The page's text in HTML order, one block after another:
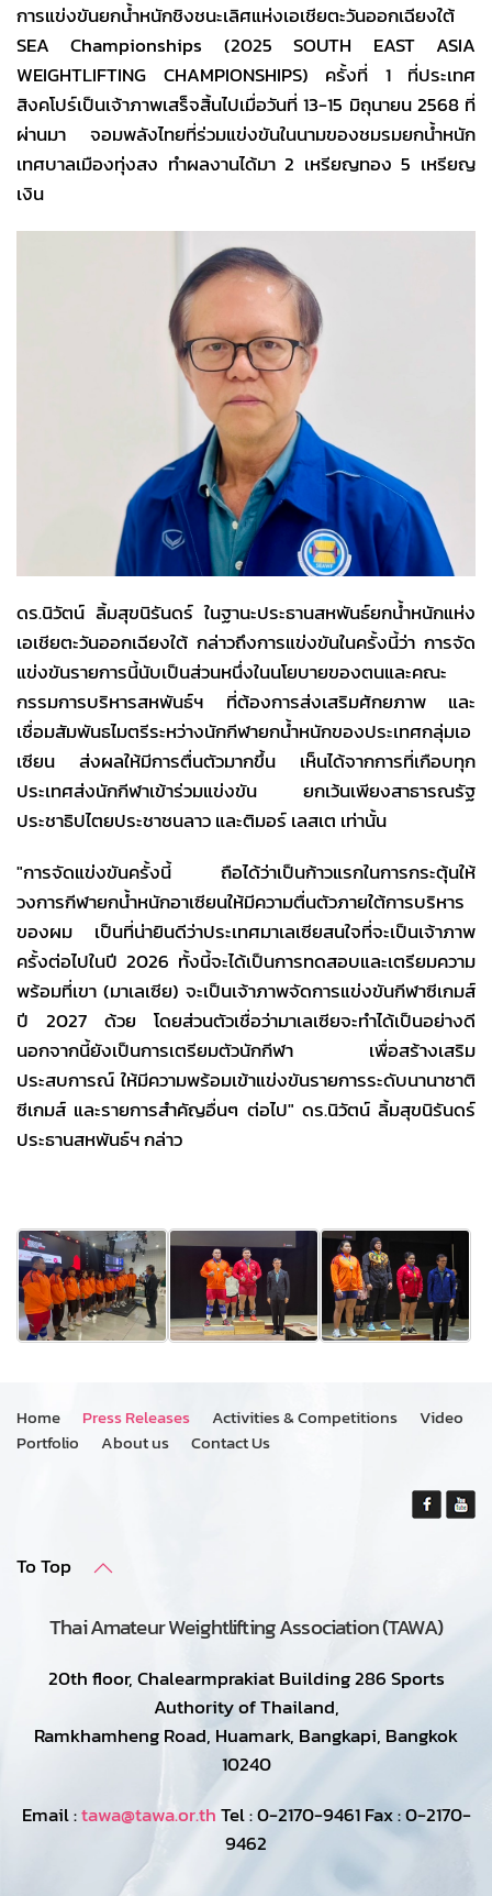
การแข่งขันยกน้ำหนักชิงชนะเลิศแห่งเอเชียตะวันออกเฉียงใต้
SEA Championships (2025 SOUTH EAST ASIA
WEIGHTLIFTING CHAMPIONSHIPS) ครั้งที่ 1 ที่ประเทศ
สิงคโปร์เป็นเจ้าภาพเสร็จสิ้นไปเมื่อวันที่ 13-15 มิถุนายน 2568 ที่
ผ่านมา จอมพลังไทยที่ร่วมแข่งขันในนามของชมรมยกน้ำหนัก
เทศบาลเมืองทุ่งสง ทำผลงานได้มา 2 เหรียญทอง 5 เหรียญ
เงิน
ดร.นิวัตน์ ลิ้มสุขนิรันดร์ ในฐานะประธานสหพันธ์ยกน้ำหนักแห่ง
เอเชียตะวันออกเฉียงใต้ กล่าวถึงการแข่งขันในครั้งนี้ว่า การจัด
แข่งขันรายการนี้นับเป็นส่วนหนึ่งในนโยบายของตนและคณะ
กรรมการบริหารสหพันธ์ฯ ที่ต้องการส่งเสริมศักยภาพ และ
เชื่อมสัมพันธไมตรีระหว่างนักกีฬายกน้ำหนักของประเทศกลุ่มเอ
เซียน ส่งผลให้มีการตื่นตัวมากขึ้น เห็นได้จากการที่เกือบทุก
ประเทศส่งนักกีฬาเข้าร่วมแข่งขัน ยกเว้นเพียงสาธารณรัฐ
ประชาธิปไตยประชาชนลาว และติมอร์ เลสเต เท่านั้น
"การจัดแข่งขันครั้งนี้ ถือได้ว่าเป็นก้าวแรกในการกระตุ้นให้
วงการกีฬายกน้ำหนักอาเซียนให้มีความตื่นตัวภายใต้การบริหาร
ของผม เป็นที่น่ายินดีว่าประเทศมาเลเซียสนใจที่จะเป็นเจ้าภาพ
ครั้งต่อไปในปี 2026 ทั้งนี้จะได้เป็นการทดสอบและเตรียมความ
พร้อมที่เขา (มาเลเซีย) จะเป็นเจ้าภาพจัดการแข่งขันกีฬาซีเกมส์
ปี 2027 ด้วย โดยส่วนตัวเชื่อว่ามาเลเซียจะทำได้เป็นอย่างดี
นอกจากนี้ยังเป็นการเตรียมตัวนักกีฬา เพื่อสร้างเสริม
ประสบการณ์ ให้มีความพร้อมเข้าแข่งขันรายการระดับนานาชาติ
ซีเกมส์ และรายการสำคัญอื่นๆ ต่อไป" ดร.นิวัตน์ ลิ้มสุขนิรันดร์
ประธานสหพันธ์ฯ กล่าว
Home Press Releases Activities & Competitions
Video
Portfolio
About us Contact Us
To Top
Thai Amateur Weightlifting Association (TAWA)
20th floor, Chalearmprakiat Building 286 Sports
Authority of Thailand,
Ramkhamheng Road, Huamark, Bangkapi, Bangkok
10240
Email :tawa@tawa.or.thTel : 0-2170-9461 Fax : 0-2170-
9462